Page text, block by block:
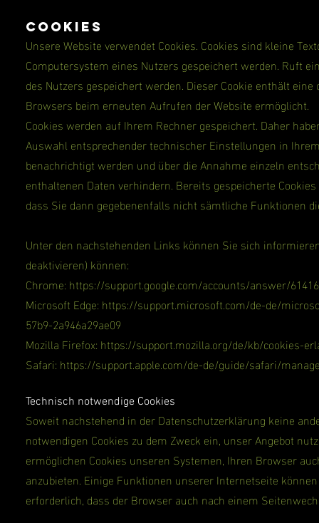
Cookies
Unsere Website verwendet Cookies. Cookies sind kleine
Computersystem eines Nutzers gespeichert werden. Ruft
des Nutzers gespeichert werden. Dieser Cookie enthält
Browsers beim erneuten Aufrufen der Website ermöglicht.
Cookies werden auf Ihrem Rechner gespeichert. Daher
Auswahl entsprechender technischer Einstellungen in
benachrichtigt werden und über die Annahme einzeln
enthaltenen Daten verhindern. Bereits gespeicherte
dass Sie dann gegebenenfalls nicht sämtliche Funktionen
Unter den nachstehenden Links können Sie sich
deaktivieren) können:
Chrome: https://support.google.com/accounts/answer/
Microsoft Edge: https://support.microsoft.com/de-de/
57b9-2a946a29ae09
Mozilla Firefox: https://support.mozilla.org/de/kb/cookies-
Safari: https://support.apple.com/de-de/guide/safari/
Technisch notwendige Cookies
Soweit nachstehend in der Datenschutzerklärung keine
notwendigen Cookies zu dem Zweck ein, unser Angebot
ermöglichen Cookies unseren Systemen, Ihren Browser
anzubieten. Einige Funktionen unserer Internetseite
erforderlich, dass der Browser auch nach einem